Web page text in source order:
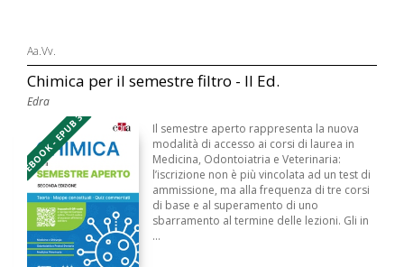
Aa.Vv.
Chimica per il semestre filtro - II Ed.
Edra
EBOOK - EPUB 3
Il semestre aperto rappresenta la nuova
modalità di accesso ai corsi di laurea in
Medicina, Odontoiatria e Veterinaria:
l’iscrizione non è più vincolata ad un test di
ammissione, ma alla frequenza di tre corsi
di base e al superamento di uno
sbarramento al termine delle lezioni. Gli in
...